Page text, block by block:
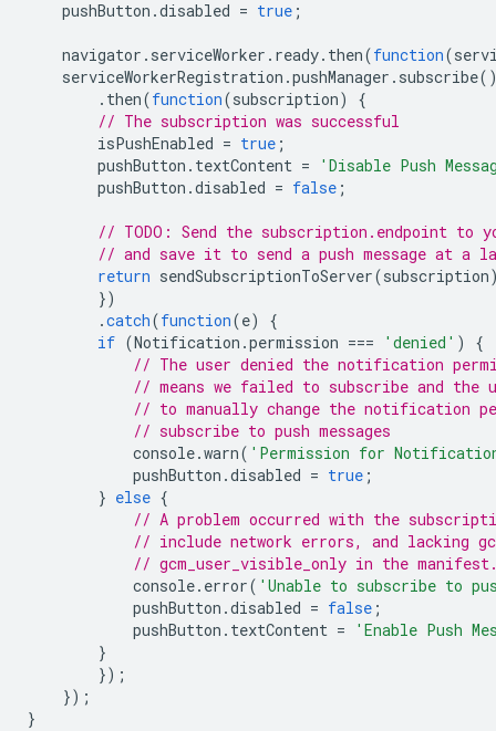
pushButton .disabled = true ;
navigator . serviceWorker . ready. then(function(
serviceWorkerRegistration .pushManager . subscribe
. then(function(subscription)
{
// The subscription was successful
isPushEnabled = true ;
pushButton . textContent =
'Disable Push
pushButton .disabled = false ;
// TODO: Send the subscription.endpoint to
// and save it to send a push message at a
return sendSubscriptionToServer(subscription
})
.catch(function(e)
{
if (Notification .permission === 'denied' )
{
// The user denied the notification
// means we failed to subscribe and the
// to manually change the notification
// subscribe to push messages
console.warn( 'Permission for
pushButton .disabled = true ;
} else {
// A problem occurred with the
// include network errors, and lacking
// gcm_user_visible_only in the
console. error( 'Unable to subscribe to
pushButton .disabled = false ;
pushButton . textContent =
'Enable Push
}
});
});
}